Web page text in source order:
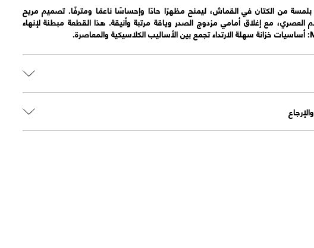
بلمسة من الكتان في القماش، ليمنح مظهرًا حادًا وإحساسًا ناعمًا ومترفًا. تصميم مريح
مع إغلاق أمامي مزدوج الصدر وياقة مرتبة وأنيقة. هذا القطعة مبطنة لإنهاء